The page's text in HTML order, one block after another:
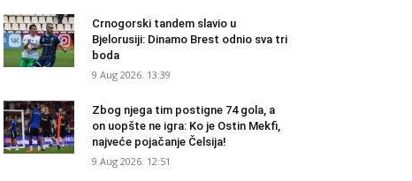
Crnogorski tandem slavio u
Bjelorusiji: Dinamo Brest odnio sva tri
boda
9 Aug 2026. 13:39
Zbog njega tim postigne 74 gola, a
on uopšte ne igra: Ko je Ostin Mekfi,
najveće pojačanje Čelsija!
9 Aug 2026. 12:51